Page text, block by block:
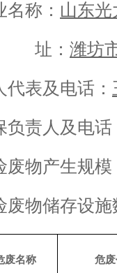
名称： 山东
址： 潍坊
代表及电话：
负责人及电话
废物产生规模
废物储存设施
废名称 危